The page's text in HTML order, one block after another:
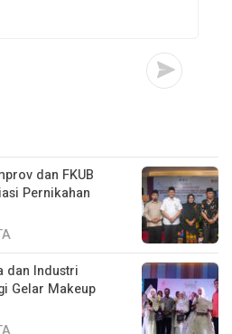
dan FKUB
Pernikahan
dan Industri
Gelar Makeup